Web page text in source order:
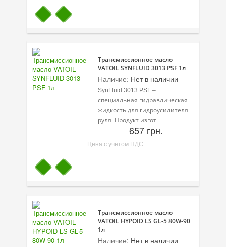
Трансмиссионное масло
VATOIL SYNFLUID 3013 PSF 1л
Наличие: Нет в наличии
SynFluid 3013 PSF –
специальная гидравлическая
жидкость для гидроусилителя
руля. Продукт изгот..
657 грн.
Цена с учётом НДС
Трансмиссионное масло
VATOIL HYPOID LS GL-5 80W-90
1л
Наличие: Нет в наличии